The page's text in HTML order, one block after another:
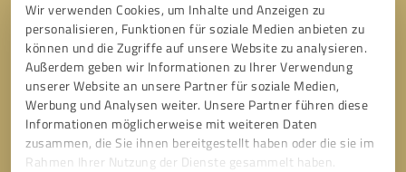
Wir verwenden Cookies, um Inhalte und Anzeigen zu
personalisieren, Funktionen für soziale Medien anbieten zu
können und die Zugriffe auf unsere Website zu analysieren.
Außerdem geben wir Informationen zu Ihrer Verwendung
unserer Website an unsere Partner für soziale Medien,
Werbung und Analysen weiter. Unsere Partner führen diese
Informationen möglicherweise mit weiteren Daten
zusammen, die Sie ihnen bereitgestellt haben oder die sie im
Rahmen Ihrer Nutzung der Dienste gesammelt haben.